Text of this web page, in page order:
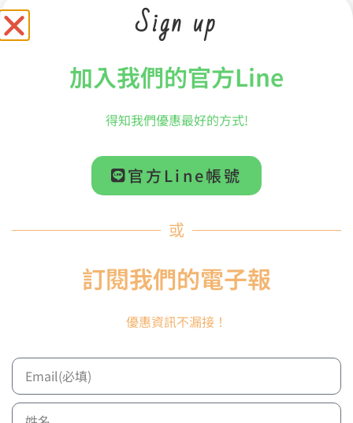
【VIC FIRTH】M242 “硬” 當代系列鐵琴槌 藤柄
NT$3,299
加入購物車
Sign up
加入我們的官方Line
得知我們優惠最好的方式!
官方Line帳號
或
訂閱我們的電子報
優惠資訊不漏接！